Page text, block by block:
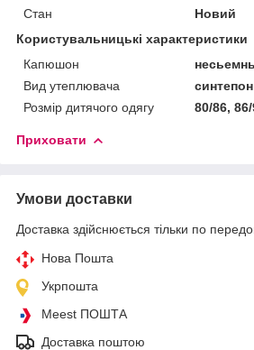
Стан
Новий
Користувальницькі характеристики
Капюшон
Вид утеплювача
Розмір дитячого одягу
80/86,
Приховати
Умови доставки
Доставка здійснюється тільки по
Нова Пошта
Укрпошта
Meest ПОШТА
Доставка поштою